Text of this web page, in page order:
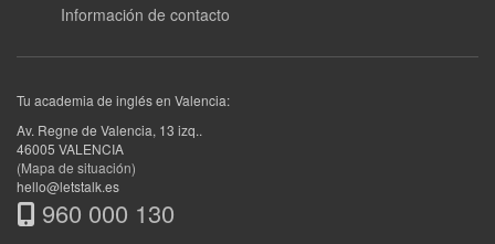
Información de contacto
Tu academia de inglés en Valencia:
Av. Regne de Valencia, 13 izq..
46005 VALENCIA
(Mapa de situación)
hello@letstalk.es
960 000 130